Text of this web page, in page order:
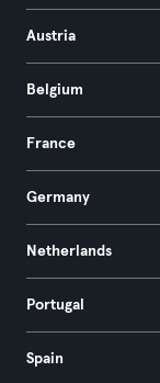
Austria
Belgium
France
Germany
Netherlands
Portugal
Spain